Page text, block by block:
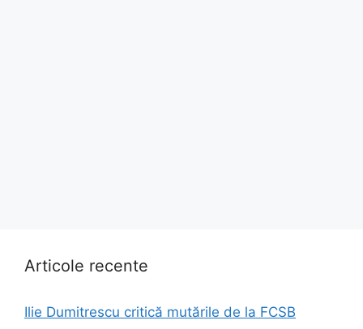
Articole recente
Ilie Dumitrescu critică mutările de la FCSB